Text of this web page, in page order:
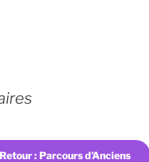
Retour : Parcours d’Anciens